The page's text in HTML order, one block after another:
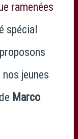
ramenées
spécial
jeunes
Marco